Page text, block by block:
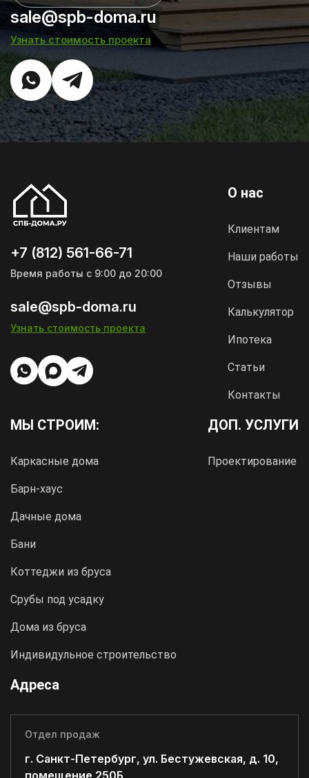
sale@spb-doma.ru
Узнать стоимость проекта
+7 (812) 561-66-71
Время работы с 9:00 до 20:00
sale@spb-doma.ru
Узнать стоимость проекта
О нас
Клиентам
Наши работы
Отзывы
Калькулятор
Ипотека
Статьи
Контакты
МЫ СТРОИМ:
Каркасные дома
Барн-хаус
Дачные дома
Бани
Коттеджи из бруса
Срубы под усадку
Дома из бруса
Индивидульное строительство
ДОП. УСЛУГИ
Проектирование
Адреса
Отдел продаж
г. Санкт-Петербург, ул. Бестужевская, д. 10,
помещение 250Б